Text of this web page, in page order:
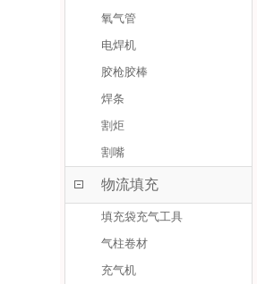
氧气管
电焊机
胶枪胶棒
焊条
割炬
割嘴
物流填充
填充袋充气工具
气柱卷材
充气机